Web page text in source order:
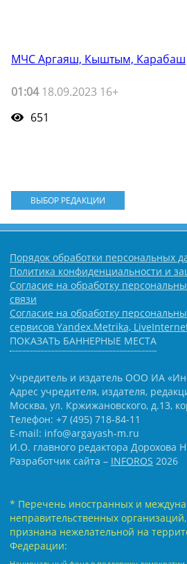
МЧС Аргаяш, Кыштым, Карабаш
01:0418.09.2023 16+
651
ВЫБОР РЕДАКЦИИ
Порядок обработки персональных
Политика конфиденциальности и
Согласие на обработку
связи
Согласие на обработку
сервисов Yandex.Metrika,
ПОКАЗАТЬ БАННЕРНЫЕ МЕСТА
Учредитель и издатель ООО ИА
Адрес учредителя, издателя,
Москва, ул. Кржижановского, д.13,
Телефон: +7 (495) 718-84-11
E-mail: info@argayash-m.ru
И.О. главного редактора Дорохова
Разработчик сайта – INFOROS 2026
* Перечень иностранных и
неправительственных
признана нежелательной на
Федерации: